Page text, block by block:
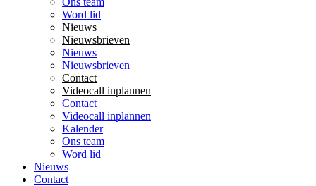
Word lid
Nieuws
Nieuwsbrieven
Nieuws
Nieuwsbrieven
Contact
Videocall inplannen
Contact
Videocall inplannen
Kalender
Ons team
Word lid
Nieuws
Contact